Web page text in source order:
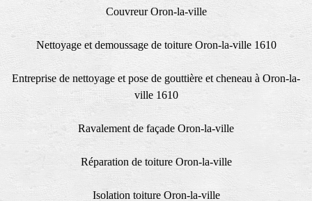
Couvreur Oron-la-ville
Nettoyage et demoussage de toiture Oron-la-ville 1610
Entreprise de nettoyage et pose de gouttière et cheneau à Oron-la-
ville 1610
Ravalement de façade Oron-la-ville
Réparation de toiture Oron-la-ville
Isolation toiture Oron-la-ville